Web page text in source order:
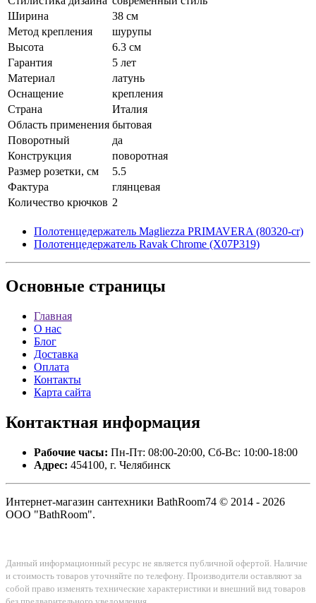
Ширина
38 см
Метод крепления
шурупы
Высота
6.3 см
Гарантия
5 лет
Материал
латунь
Оснащение
крепления
Страна
Италия
Область применения бытовая
Поворотный
да
Конструкция
поворотная
Размер розетки, см
5.5
Фактура
глянцевая
Количество крючков 2
Полотенцедержатель Magliezza PRIMAVERA (80320-cr)
Полотенцедержатель Ravak Chrome (X07P319)
Основные страницы
Главная
О нас
Блог
Доставка
Оплата
Контакты
Карта сайта
Контактная информация
Рабочие часы: Пн-Пт: 08:00-20:00, Сб-Вс: 10:00-18:00
Адрес: 454100, г. Челябинск
Интернет-магазин сантехники BathRoom74 © 2014 - 2026
ООО "BathRoom".
Данный информационный ресурс не является публичной офертой. Наличие
и стоимость товаров уточняйте по телефону. Производители оставляют за
собой право изменять технические характеристики и внешний вид товаров